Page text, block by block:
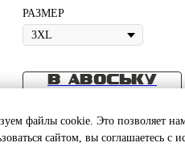
файлы cookie. Это позволяет
сайтом, вы соглашаетесь с
РАЗМЕР
В АВОСЬКУ